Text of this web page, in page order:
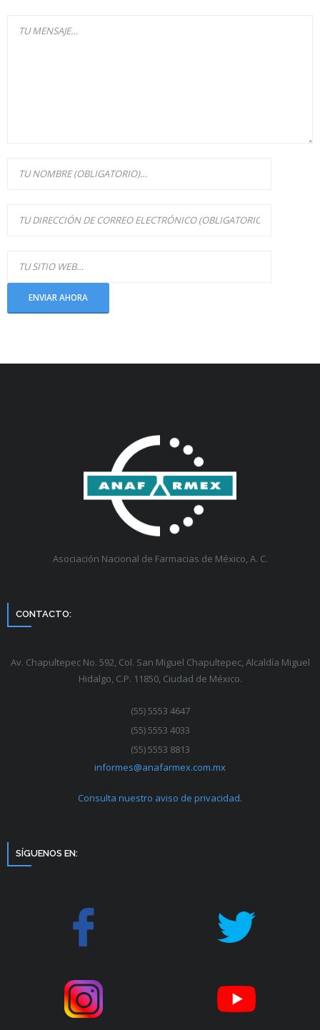
Asociación Nacional de Farmacias de México, A. C.
CONTACTO:
Av. Chapultepec No. 592, Col. San Miguel Chapultepec, Alcaldía Miguel
Hidalgo, C.P. 11850, Ciudad de México.
(55) 5553 4647
(55) 5553 4033
(55) 5553 8813
informes@anafarmex.com.mx
Consulta nuestro aviso de privacidad.
SÍGUENOS EN: